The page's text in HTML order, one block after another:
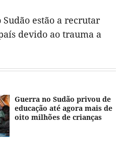
estão a recrutar
devido ao trauma a
Guerra no Sudão privou de
educação até agora mais de
oito milhões de crianças